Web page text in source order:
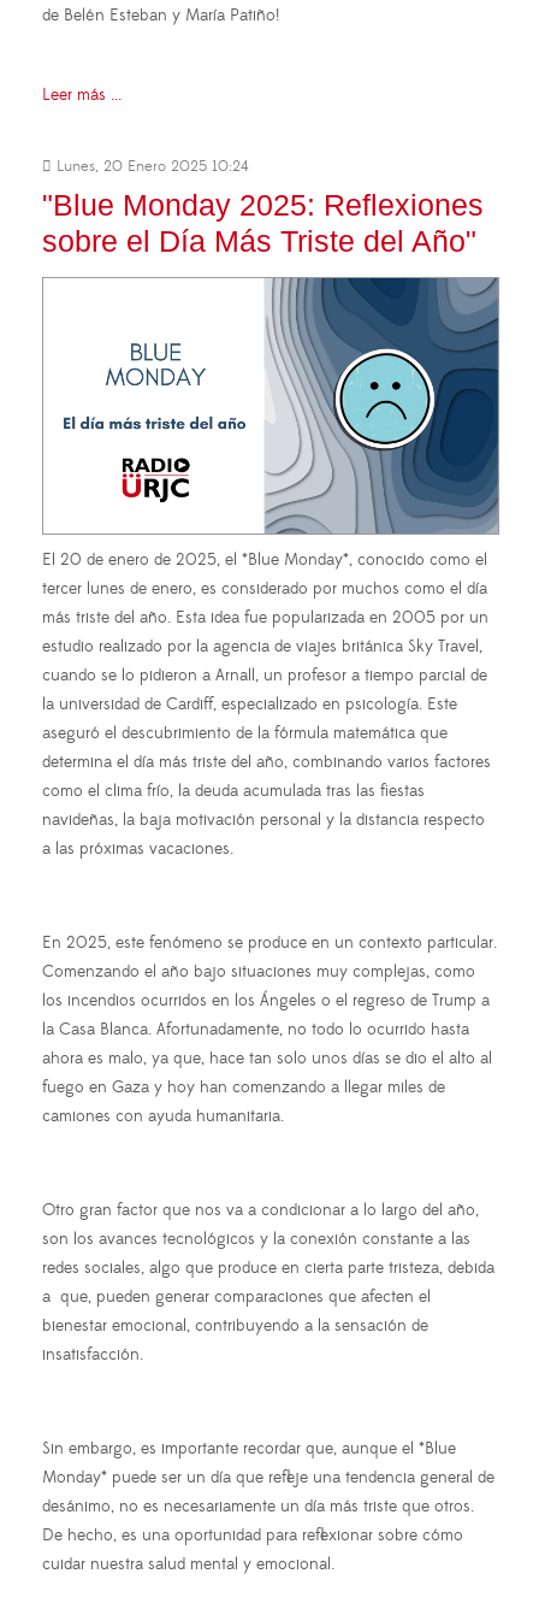
de Belén Esteban y María Patiño!
Leer más ...
Lunes, 20 Enero 2025 10:24
"Blue Monday 2025: Reflexiones
sobre el Día Más Triste del Año"
El 20 de enero de 2025, el *Blue Monday*, conocido como el
tercer lunes de enero, es considerado por muchos como el día
más triste del año. Esta idea fue popularizada en 2005 por un
estudio realizado por la agencia de viajes británica Sky Travel,
cuando se lo pidieron a Arnall, un profesor a tiempo parcial de
la universidad de Cardiff, especializado en psicología. Este
aseguró el descubrimiento de la fórmula matemática que
determina el día más triste del año, combinando varios factores
como el clima frío, la deuda acumulada tras las fiestas
navideñas, la baja motivación personal y la distancia respecto
a las próximas vacaciones.
En 2025, este fenómeno se produce en un contexto particular.
Comenzando el año bajo situaciones muy complejas, como
los incendios ocurridos en los Ángeles o el regreso de Trump a
la Casa Blanca. Afortunadamente, no todo lo ocurrido hasta
ahora es malo, ya que, hace tan solo unos días se dio el alto al
fuego en Gaza y hoy han comenzando a llegar miles de
camiones con ayuda humanitaria.
Otro gran factor que nos va a condicionar a lo largo del año,
son los avances tecnológicos y la conexión constante a las
redes sociales, algo que produce en cierta parte tristeza, debida
a que, pueden generar comparaciones que afecten el
bienestar emocional, contribuyendo a la sensación de
insatisfacción.
Sin embargo, es importante recordar que, aunque el *Blue
Monday* puede ser un día que refleje una tendencia general de
desánimo, no es necesariamente un día más triste que otros.
De hecho, es una oportunidad para reflexionar sobre cómo
cuidar nuestra salud mental y emocional.